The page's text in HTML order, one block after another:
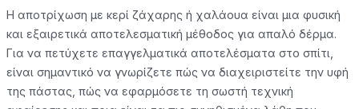
Η αποτρίχωση με κερί ζάχαρης ή χαλάουα είναι μια φυσική
και εξαιρετικά αποτελεσματική μέθοδος για απαλό δέρμα.
Για να πετύχετε επαγγελματικά αποτελέσματα στο σπίτι,
είναι σημαντικό να γνωρίζετε πώς να διαχειριστείτε την υφή
της πάστας, πώς να εφαρμόσετε τη σωστή τεχνική